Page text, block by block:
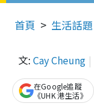
首頁 生活話題
文: Cay Cheung
在Google追蹤
《UHK 港生活》